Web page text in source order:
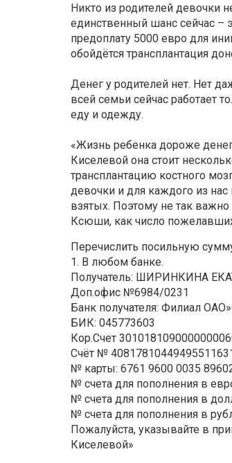
Никто из родителей девочки
единственный шанс сейчас –
предоплату 5000 евро для
обойдётся трансплантация
Денег у родителей нет. Нет
всей семьи сейчас работает
еду и одежду.
«Жизнь ребенка дороже
Киселевой она стоит
трансплантацию костного
девочки и для каждого из
взятых. Поэтому не так
Ксюши, как число
Перечислить посильную
1. В любом банке.
Получатель: ШИРИНКИНА
Доп.офис №6984/0231
Банк получателя: Филиал
БИК: 045773603
Кор.Счет
Счёт №
№ карты: 6761 9600 0035
№ счета для пополнения в
№ счета для пополнения в
№ счета для пополнения в
Пожалуйста, указывайте в
Киселевой»